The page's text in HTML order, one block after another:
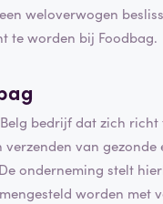
weloverwogen
te worden bij Foodbag.
bedrijf dat zich
verzenden van gezonde
onderneming stelt
worden met